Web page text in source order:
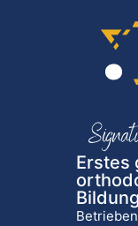
Erstes